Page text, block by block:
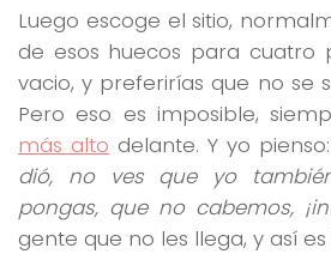
Luego escoge el sitio,
de esos huecos para cuatro
vacio, y preferirías que no se
Pero eso es imposible,
más alto delante. Y yo pienso:
dió, no ves que yo
pongas, que no cabemos,
gente que no les llega, y así es